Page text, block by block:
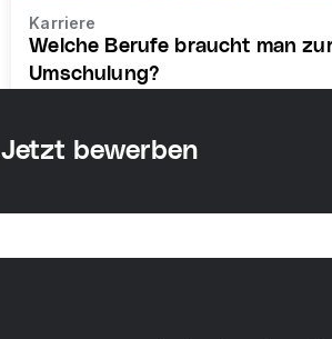
Karriere
Welche Berufe braucht man
Umschulung?
Jetzt bewerben